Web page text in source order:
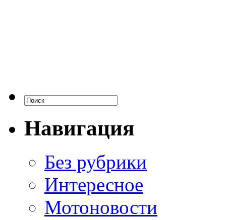
Навигация
Без рубрики
Интересное
Мотоновости